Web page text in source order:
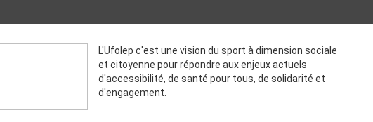
L'Ufolep c'est une vision du sport à dimension sociale
et citoyenne pour répondre aux enjeux actuels
d'accessibilité, de santé pour tous, de solidarité et
d'engagement.